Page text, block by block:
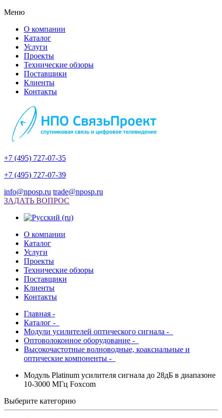
Меню
О компании
Каталог
Услуги
Проекты
Технические обзоры
Поставщики
Клиенты
Контакты
+7 (495) 727-07-35
+7 (495) 727-07-39
info@nposp.ru trade@nposp.ru
ЗАДАТЬ ВОПРОС
О компании
Каталог
Услуги
Проекты
Технические обзоры
Поставщики
Клиенты
Контакты
Главная -
Каталог -
Модули усилителей оптического сигнала -
Оптоволоконное оборудование -
Высокочастотные волноводные, коаксиальные и
оптические компоненты -
Модуль Platinum усилителя сигнала до 28дБ в диапазоне
10-3000 МГц Foxcom
Выберите категорию